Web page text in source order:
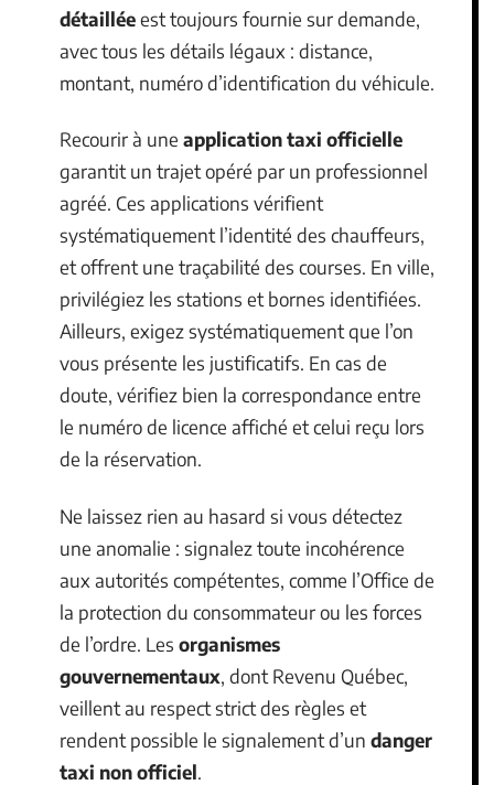
détailléeest toujours fournie sur demande,
avec tous les détails légaux : distance,
montant, numéro d’identification du véhicule.
Recourir à une application taxi officielle
garantit un trajet opéré par un professionnel
agréé. Ces applications vérifient
systématiquement l’identité des chauffeurs,
et offrent une traçabilité des courses. En ville,
privilégiez les stations et bornes identifiées.
Ailleurs, exigez systématiquement que l’on
vous présente les justificatifs. En cas de
doute, vérifiez bien la correspondance entre
le numéro de licence affiché et celui reçu lors
de la réservation.
Ne laissez rien au hasard si vous détectez
une anomalie : signalez toute incohérence
aux autorités compétentes, comme l’Office de
la protection du consommateur ou les forces
de l’ordre. Les organismes
gouvernementaux, dont Revenu Québec,
veillent au respect strict des règles et
rendent possible le signalement d’un danger
taxi non officiel.